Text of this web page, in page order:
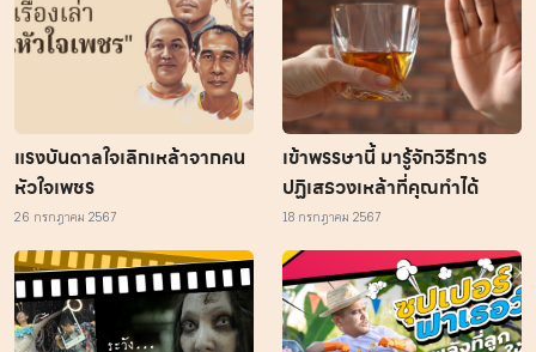
แรงบันดาลใจเลิกเหล้าจากคน
หัวใจเพชร
26 กรกฎาคม 2567
เข้าพรรษานี้ มารู้จักวิธีการ
ปฏิเสธวงเหล้าที่คุณทำได้
18 กรกฎาคม 2567